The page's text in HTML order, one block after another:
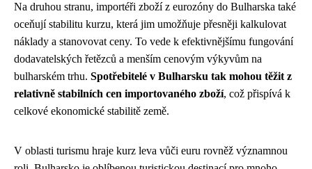
Na druhou stranu, importéři zboží z eurozóny do Bulharska také
oceňují stabilitu kurzu, která jim umožňuje přesněji kalkulovat
náklady a stanovovat ceny. To vede k efektivnějšímu fungování
dodavatelských řetězců a menším cenovým výkyvům na
bulharském trhu. Spotřebitelé v Bulharsku tak mohou těžit z
relativně stabilních cen importovaného zboží, což přispívá k
celkové ekonomické stabilitě země.
V oblasti turismu hraje kurz leva vůči euru rovněž významnou